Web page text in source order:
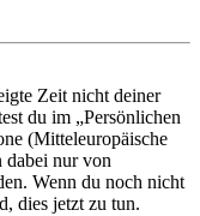
Zeit nicht deiner
du im „Persönlichen
(Mitteleuropäische
dabei nur von
Wenn du noch nicht
dies jetzt zu tun.